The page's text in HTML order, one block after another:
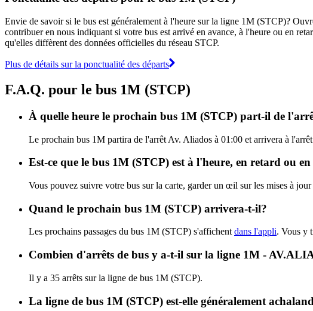
Envie de savoir si le bus est généralement à l'heure sur la ligne 1M (STCP)?
contribuer en nous indiquant si votre bus est arrivé en avance, à l'heure ou en
qu'elles diffèrent des données officielles du réseau STCP.
Plus de détails sur la ponctualité des départs
F.A.Q. pour le bus 1M (STCP)
À quelle heure le prochain bus 1M (STCP) part-il de
Le prochain bus 1M partira de l'arrêt Av. Aliados à 01:00 et arrivera à
Est-ce que le bus 1M (STCP) est à l'heure, en retard ou en
Vous pouvez suivre votre bus sur la carte, garder un œil sur les mises à
Quand le prochain bus 1M (STCP) arrivera-t-il?
Les prochains passages du bus 1M (STCP) s'affichent dans l'appli. Vous y
Combien d'arrêts de bus y a-t-il sur la ligne 1M -
Il y a 35 arrêts sur la ligne de bus 1M (STCP).
La ligne de bus 1M (STCP) est-elle généralement